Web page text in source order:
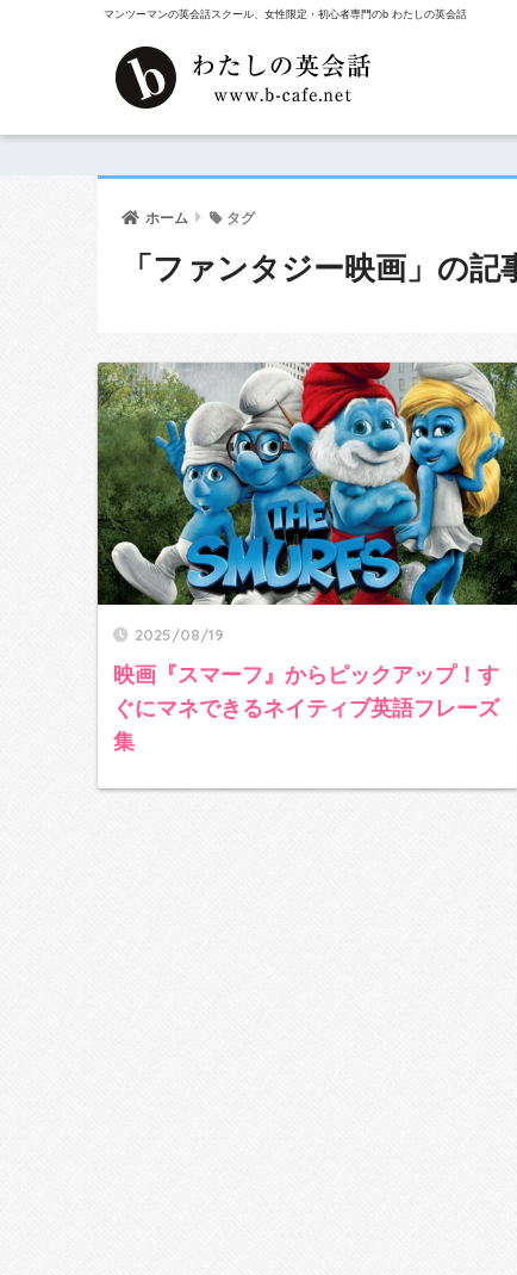
マンツーマンの英会話スクール、女性限定・初心者専門のb わたしの英会話
ホーム タグ
「ファンタジー映画」の記
2025/08/19
映画『スマーフ』からピックアップ！す
ぐにマネできるネイティブ英語フレーズ
集